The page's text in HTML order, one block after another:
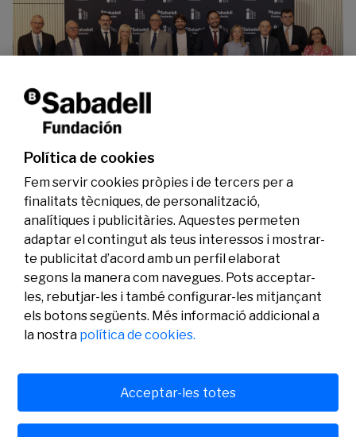
La Fundació Banc Sabadell reconeix a dos
investigadors en els àmbits de l’edició del
genoma i l’energia neta
Legal
Avís legal
Activitat
Convocatòries
Social
Política de cookies
Fem servir cookies pròpies i de tercers per a
finalitats tècniques, de personalització,
analítiques i publicitàries. Aquestes permeten
adaptar el contingut als teus interessos i mostrar-
te publicitat d’acord amb un perfil elaborat
segons la manera com navegues. Pots acceptar-
les, rebutjar-les i també configurar-les mitjançant
els botons següents. Més informació addicional a
la nostra política de cookies.
Acceptar-les totes